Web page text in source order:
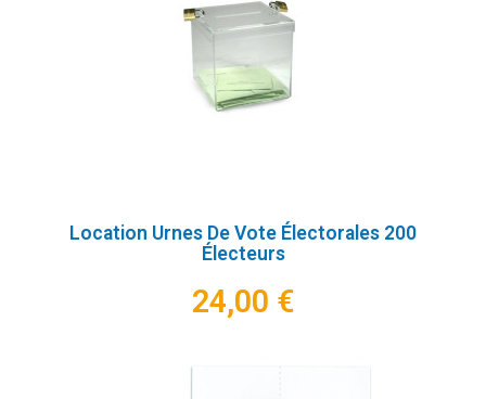
Location Urnes De Vote Électorales 200
Électeurs
24,00 €